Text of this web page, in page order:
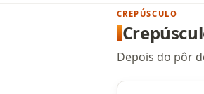
CREPÚSCULO
Depois do pôr